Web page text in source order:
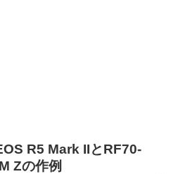
R5 Mark IIとRF70-
Zの作例